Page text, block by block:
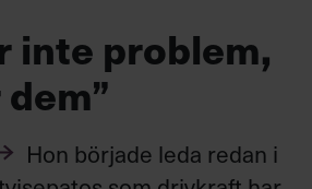
inte problem,
Hon började leda redan i